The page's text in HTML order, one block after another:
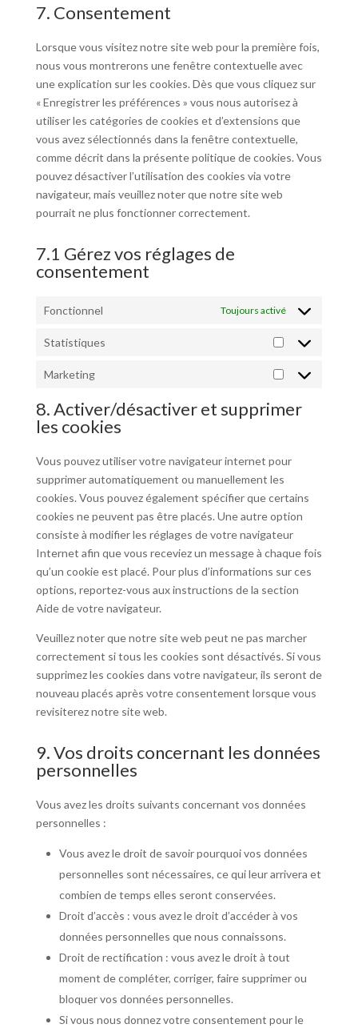
divers
7. Consentement
Lorsque vous visitez notre site web pour la première fois,
nous vous montrerons une fenêtre contextuelle avec
une explication sur les cookies. Dès que vous cliquez sur
« Enregistrer les préférences » vous nous autorisez à
utiliser les catégories de cookies et d’extensions que
vous avez sélectionnés dans la fenêtre contextuelle,
comme décrit dans la présente politique de cookies. Vous
pouvez désactiver l’utilisation des cookies via votre
navigateur, mais veuillez noter que notre site web
pourrait ne plus fonctionner correctement.
7.1 Gérez vos réglages de
consentement
Fonctionnel Toujours activé
Statistiques
Statistiques
Marketing
Marketing
8. Activer/désactiver et supprimer
les cookies
Vous pouvez utiliser votre navigateur internet pour
supprimer automatiquement ou manuellement les
cookies. Vous pouvez également spécifier que certains
cookies ne peuvent pas être placés. Une autre option
consiste à modifier les réglages de votre navigateur
Internet afin que vous receviez un message à chaque fois
qu’un cookie est placé. Pour plus d’informations sur ces
options, reportez-vous aux instructions de la section
Aide de votre navigateur.
Veuillez noter que notre site web peut ne pas marcher
correctement si tous les cookies sont désactivés. Si vous
supprimez les cookies dans votre navigateur, ils seront de
nouveau placés après votre consentement lorsque vous
revisiterez notre site web.
9. Vos droits concernant les données
personnelles
Vous avez les droits suivants concernant vos données
personnelles :
Vous avez le droit de savoir pourquoi vos données
personnelles sont nécessaires, ce qui leur arrivera et
combien de temps elles seront conservées.
Droit d’accès : vous avez le droit d’accéder à vos
données personnelles que nous connaissons.
Droit de rectification : vous avez le droit à tout
moment de compléter, corriger, faire supprimer ou
bloquer vos données personnelles.
Si vous nous donnez votre consentement pour le